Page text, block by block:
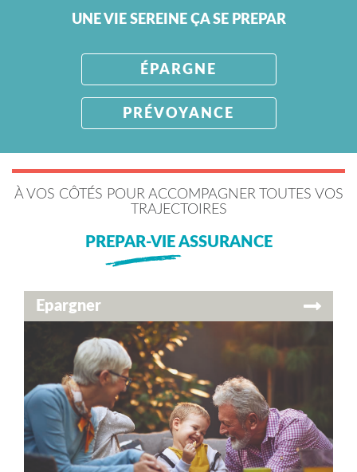
UNE VIE SEREINE ÇA SE PREPAR
ÉPARGNE
PRÉVOYANCE
À VOS CÔTÉS POUR ACCOMPAGNER TOUTES VOS
TRAJECTOIRES
PREPAR-VIE ASSURANCE
Epargner